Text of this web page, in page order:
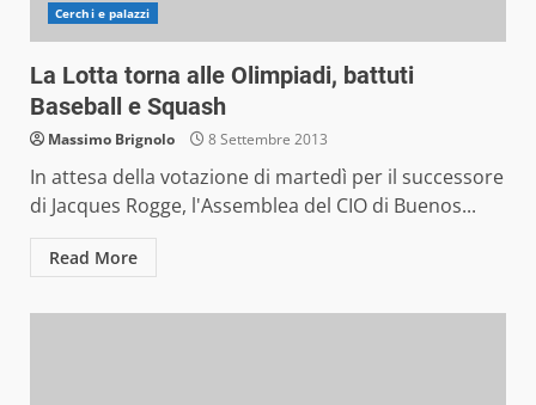
Cerchi e palazzi
La Lotta torna alle Olimpiadi, battuti
Baseball e Squash
Massimo Brignolo 8 Settembre 2013
In attesa della votazione di martedì per il successore
di Jacques Rogge, l'Assemblea del CIO di Buenos...
Read More